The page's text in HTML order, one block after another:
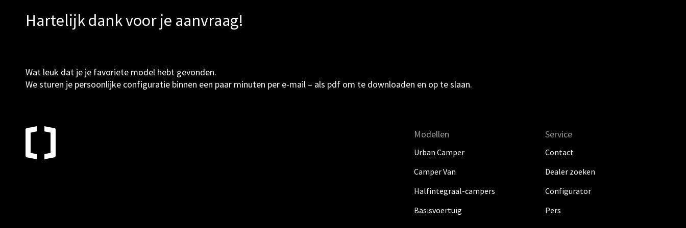
Hartelijk dank voor je aanvraag!
Wat leuk dat je je favoriete model hebt gevonden.
We sturen je persoonlijke configuratie binnen een paar minuten per e-mail – als pdf om te downloaden en op te slaan.
Modellen
Urban Camper
Camper Van
Halfintegraal-campers
Basisvoertuig
Service
Contact
Dealer zoeken
Configurator
Pers